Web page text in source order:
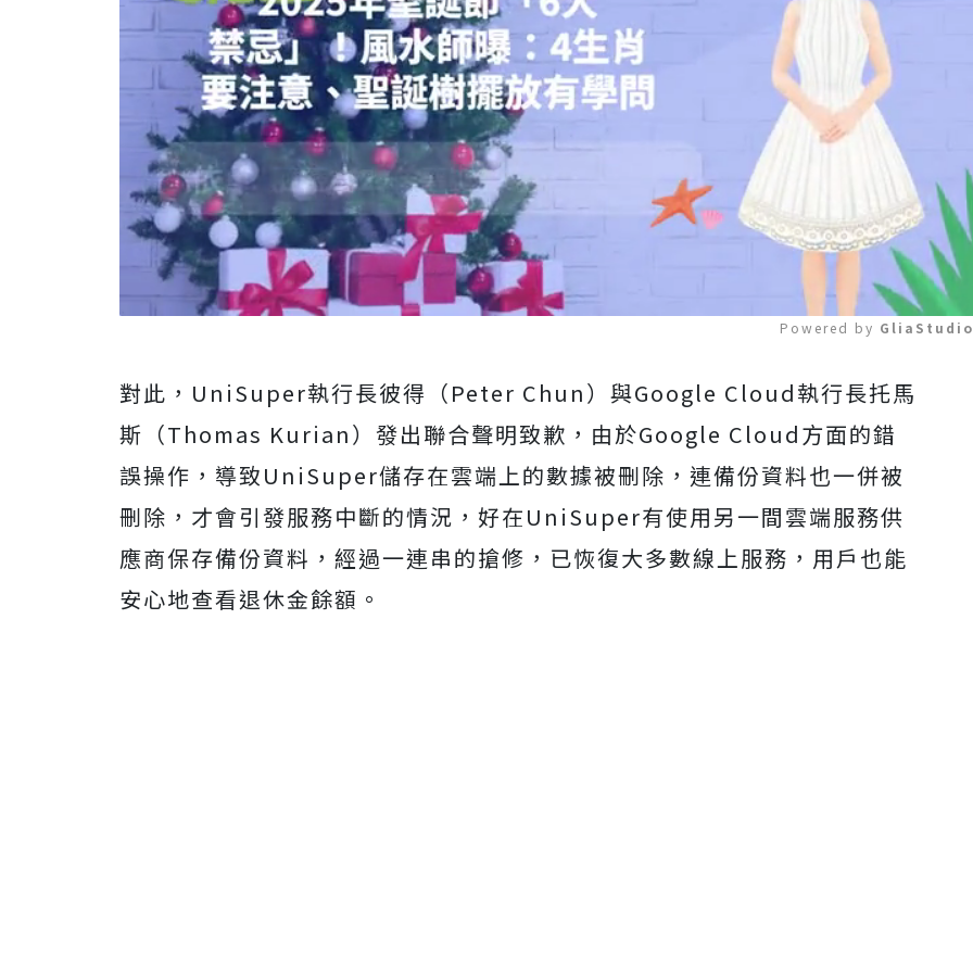
Mute
Powered by
對此，UniSuper執行長彼得（Peter Chun）與Google Cloud執行長托馬
斯（Thomas Kurian）發出聯合聲明致歉，由於Google Cloud方面的錯
誤操作，導致UniSuper儲存在雲端上的數據被刪除，連備份資料也一併被
刪除，才會引發服務中斷的情況，好在UniSuper有使用另一間雲端服務供
應商保存備份資料，經過一連串的搶修，已恢復大多數線上服務，用戶也能
安心地查看退休金餘額。